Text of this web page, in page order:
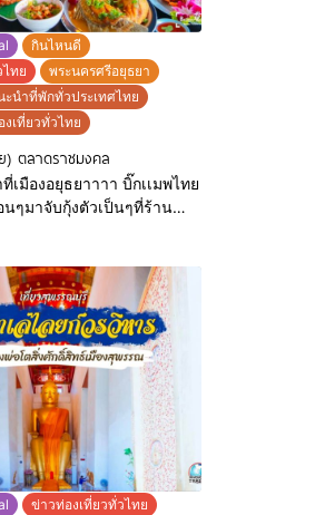
กินไหนดี
ทย
พระนครศรีอยุธยา
ะนำที่พักทั่วประเทศไทย
เที่ยวทั่วไทย
) ตลาดราชมงคล
องอยุธยาาาา บิ๊กเเมพไทย
นๆมาจับกุ้งตัวเป็นๆที่ร้าน
ะเลมาตั้งกันเลยก็ว่าได้ ทั้ง
น่นๆ หอย ปลา เเละเมนูเด็ด
ก็ต้องสั่งอีกเเน่นอนนค่าาา กิน
ออออ ใครที่เเวะผ่านมาเมือง
วะมาน้าา อาหารอร่อย สด
ป็นกันเองม
ข่าวท่องเที่ยวทั่วไทย